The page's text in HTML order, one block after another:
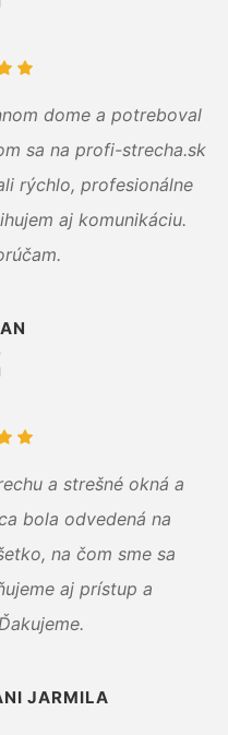
dome a potreboval
sa na profi-strecha.sk
rýchlo, profesionálne
aj komunikáciu.
a strešné okná a
bola odvedená na
na čom sme sa
aj prístup a
JARMILA